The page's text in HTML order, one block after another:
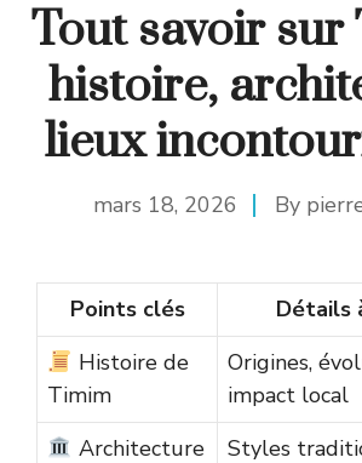
Tout savoir sur
histoire,
lieux
mars 18, 2026 By
Points clés
Détails
Histoire de
Timim
Origines,
impact local
Architecture
Styles